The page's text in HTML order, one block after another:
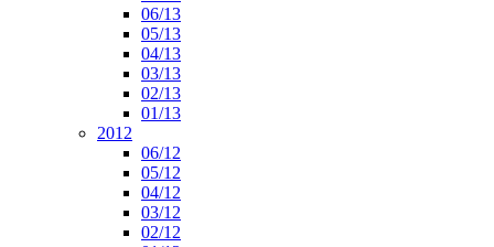
06/13
05/13
04/13
03/13
02/13
01/13
2012
06/12
05/12
04/12
03/12
02/12